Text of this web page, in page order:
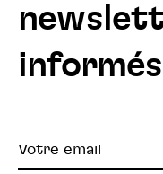
informés
Votre